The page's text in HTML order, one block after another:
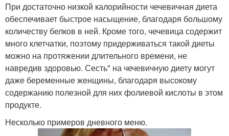
При достаточно низкой калорийности чечевичная диета
обеспечивает быстрое насыщение, благодаря большому
количеству белков в ней. Кроме того, чечевица содержит
много клетчатки, поэтому придерживаться такой диеты
можно на протяжении длительного времени, не
навредив здоровью. Сесть" на чечевичную диету могут
даже беременные женщины, благодаря высокому
содержанию полезной для них фолиевой кислоты в этом
продукте.
Несколько примеров дневного меню.